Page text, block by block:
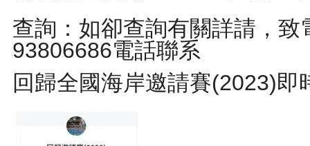
查詢：如卻查詢有關詳請，致
93806686電話聯系
回歸全國海岸邀請賽(2023)即